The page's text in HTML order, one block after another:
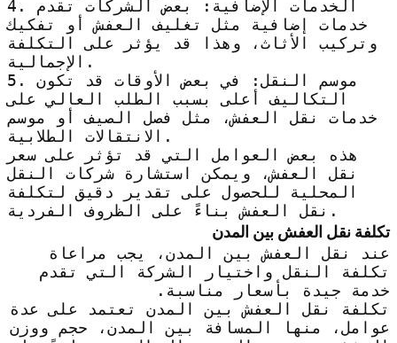
4. الخدمات الإضافية: بعض الشركات تقدم
خدمات إضافية مثل تغليف العفش أو تفكيك
وتركيب الأثاث، وهذا قد يؤثر على التكلفة
الإجمالية.
5. موسم النقل: في بعض الأوقات قد تكون
التكاليف أعلى بسبب الطلب العالي على
خدمات نقل العفش، مثل فصل الصيف أو موسم
الانتقالات الطلابية.
هذه بعض العوامل التي قد تؤثر على سعر
نقل العفش، ويمكن استشارة شركات النقل
المحلية للحصول على تقدير دقيق لتكلفة
نقل العفش بناءً على الظروف الفردية.
تكلفة نقل العفش بين المدن
عند نقل العفش بين المدن، يجب مراعاة
تكلفة النقل واختيار الشركة التي تقدم
خدمة جيدة بأسعار مناسبة.
تكلفة نقل العفش بين المدن تعتمد على عدة
عوامل، منها المسافة بين المدن، حجم ووزن